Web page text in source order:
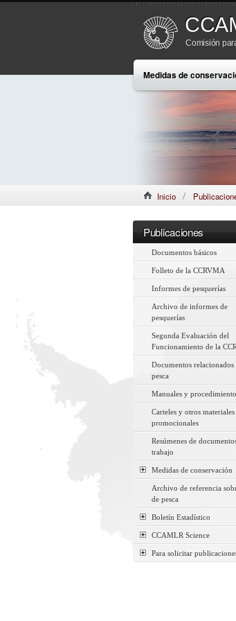
Comisión
Medidas de
Inicio
Publicaciones
Documentos básicos
Folleto de la CCRVMA
Informes de pesquerías
Archivo de informes de
pesquerías
Segunda Evaluación del
Funcionamiento de la
Documentos relacionados
pesca
Manuales y
Carteles y otros materiales
promocionales
Resúmenes de
trabajo
Medidas de conservación
Archivo de referencia
de pesca
Boletín Estadístico
CCAMLR Science
Para solicitar